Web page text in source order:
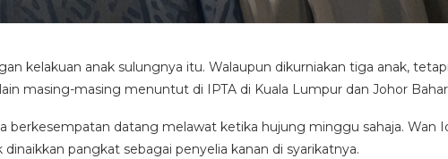
kelakuan anak sulungnya itu. Walaupun dikurniakan tiga anak,
masing-masing menuntut di IPTA di Kuala Lumpur dan Johor
berkesempatan datang melawat ketika hujung minggu sahaja. Wan
pangkat sebagai penyelia kanan di syarikatnya.